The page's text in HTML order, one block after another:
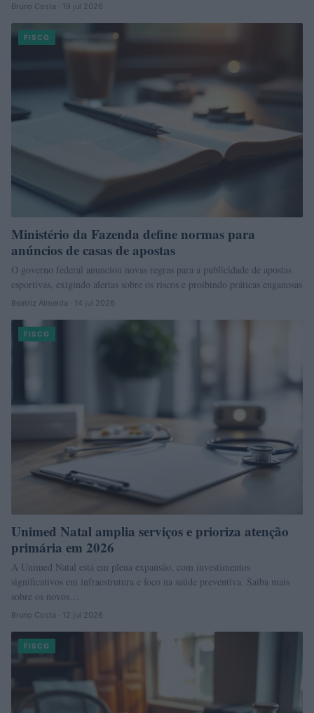
Bruno Costa · 19 jul 2026
FISCO
Ministério da Fazenda define normas para
anúncios de casas de apostas
O governo federal anunciou novas regras para a publicidade de apostas
esportivas, exigindo alertas sobre os riscos e proibindo práticas enganosas
Beatriz Almeida · 14 jul 2026
FISCO
Unimed Natal amplia serviços e prioriza atenção
primária em 2026
A Unimed Natal está em plena expansão, com investimentos
significativos em infraestrutura e foco na saúde preventiva. Saiba mais
sobre os novos…
Bruno Costa · 12 jul 2026
FISCO